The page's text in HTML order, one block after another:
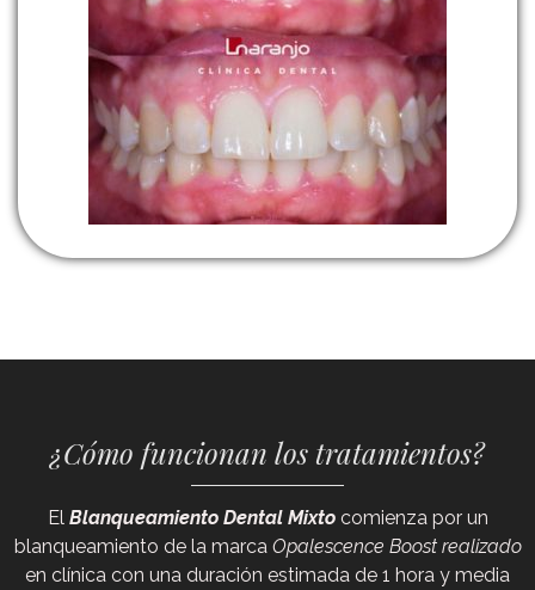
¿Cómo funcionan los tratamientos?
El Blanqueamiento Dental Mixto comienza por un
blanqueamiento de la marca Opalescence Boost realizado
en clínica con una duración estimada de 1 hora y media